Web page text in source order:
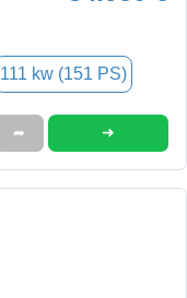
111 kw (151 PS)
➦ ➜